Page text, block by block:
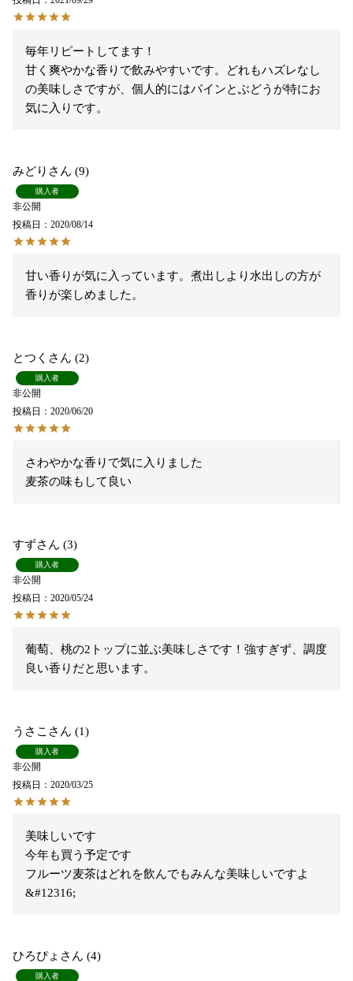
毎年リピートしてます！
甘く爽やかな香りで飲みやすいです。どれもハズレなし
の美味しさですが、個人的にはパインとぶどうが特にお
気に入りです。
みどり 9
購入者
非公開
投稿日
2020/08/14
甘い香りが気に入っています。煮出しより水出しの方が
香りが楽しめました。
とつく 2
購入者
非公開
投稿日
2020/06/20
さわやかな香りで気に入りました
麦茶の味もして良い
すず 3
購入者
非公開
投稿日
2020/05/24
葡萄、桃の2トップに並ぶ美味しさです！強すぎず、調度
良い香りだと思います。
うさこ 1
購入者
非公開
投稿日
2020/03/25
美味しいです
今年も買う予定です
フルーツ麦茶はどれを飲んでもみんな美味しいですよ
&#12316;
ひろぴょ 4
購入者